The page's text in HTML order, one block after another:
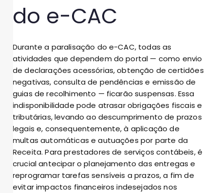
do e-CAC
Durante a paralisação do e-CAC, todas as
atividades que dependem do portal — como envio
de declarações acessórias, obtenção de certidões
negativas, consulta de pendências e emissão de
guias de recolhimento — ficarão suspensas. Essa
indisponibilidade pode atrasar obrigações fiscais e
tributárias, levando ao descumprimento de prazos
legais e, consequentemente, à aplicação de
multas automáticas e autuações por parte da
Receita. Para prestadores de serviços contábeis, é
crucial antecipar o planejamento das entregas e
reprogramar tarefas sensíveis a prazos, a fim de
evitar impactos financeiros indesejados nos